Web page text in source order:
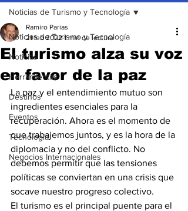
Noticias de Turismo y Tecnología
Noticias
Herramientas
Destinos
Eventos
Tecnología
Negocios Internacionales
Noticias de Turismo y Tecnología
El turismo alza su voz
en favor de la paz
Ramiro Parias
21 feb 2022 1 min de lectura
La paz y el entendimiento mutuo son
ingredientes esenciales para la
recuperación. Ahora es el momento de
que trabajemos juntos, y es la hora de la
diplomacia y no del conflicto. No
debemos permitir que las tensiones
políticas se conviertan en una crisis que
socave nuestro progreso colectivo.
El turismo es el principal puente para el